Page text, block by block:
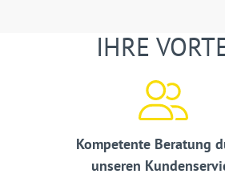
IHRE
Kompetente Beratung
unseren